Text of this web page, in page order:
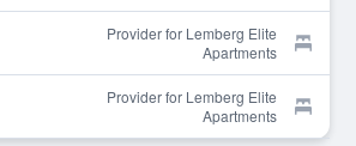
Provider for Lemberg Elite
Apartments
Provider for Lemberg Elite
Apartments